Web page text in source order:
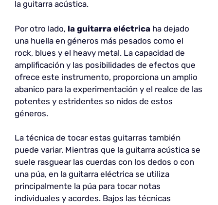
la guitarra acústica.
Por otro lado, la guitarra eléctrica ha dejado
una huella en géneros más pesados como el
rock, blues y el heavy metal. La capacidad de
amplificación y las posibilidades de efectos que
ofrece este instrumento, proporciona un amplio
abanico para la experimentación y el realce de las
potentes y estridentes so nidos de estos
géneros.
La técnica de tocar estas guitarras también
puede variar. Mientras que la guitarra acústica se
suele rasguear las cuerdas con los dedos o con
una púa, en la guitarra eléctrica se utiliza
principalmente la púa para tocar notas
individuales y acordes. Bajos las técnicas